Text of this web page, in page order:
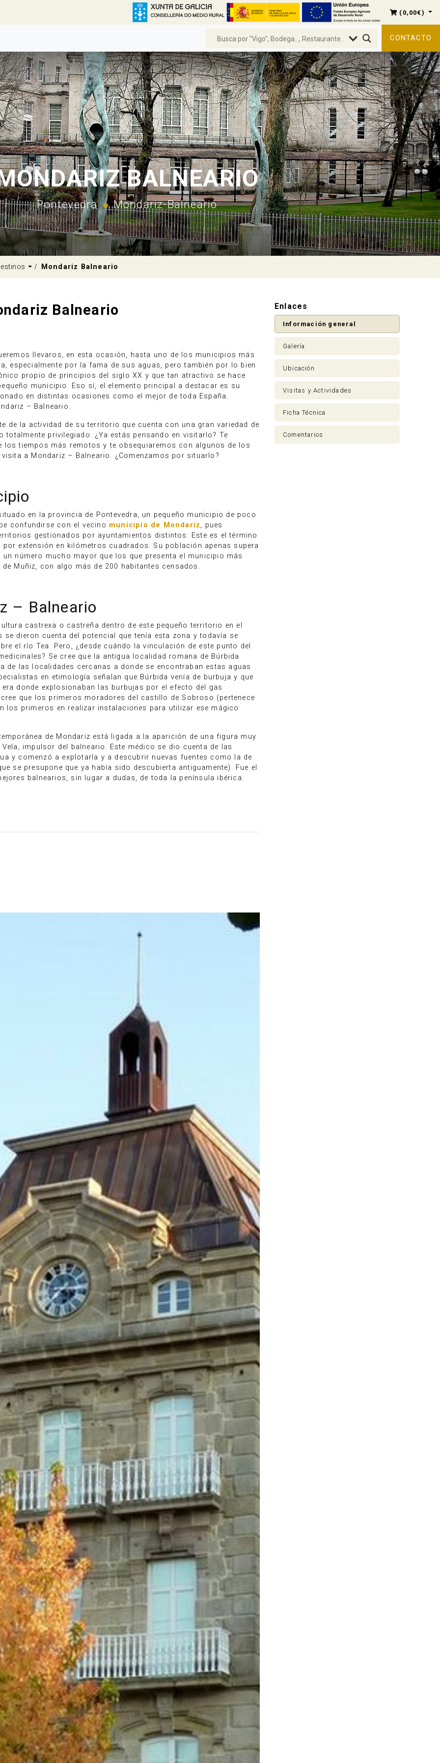
( 0,00€ )
CONTACTO
BALNEARIO
Pontevedra Mondariz-Balneario
Dropdown
Mondariz Balneario
Balneario
llevaros, en esta ocasión, hasta uno de los municipios más
especialmente por la fama de sus aguas, pero también por lo bien
propio de principios del siglo XX y que tan atractivo se hace
municipio. Eso sí, el elemento principal a destacar es su
en distintas ocasiones como el mejor de toda España.
– Balneario.
de la actividad de su territorio que cuenta con una gran variedad de
privilegiado. ¿Ya estás pensando en visitarlo? Te
tiempos más remotos y te obsequiaremos con algunos de los
a Mondariz – Balneario. ¿Comenzamos por situarlo?
en la provincia de Pontevedra, un pequeño municipio de poco
confundirse con el vecino municipio de Mondariz, pues
gestionados por ayuntamientos distintos. Este es el término
extensión en kilómetros cuadrados. Su población apenas supera
número mucho mayor que los que presenta el municipio más
Muñiz, con algo más de 200 habitantes censados.
– Balneario
castrexa o castreña dentro de este pequeño territorio en el
se dieron cuenta del potencial que tenía esta zona y todavía se
el río Tea. Pero, ¿desde cuándo la vinculación de este punto del
Se cree que la antigua localidad romana de Búrbida
de las localidades cercanas a donde se encontraban estas aguas
en etimología señalan que Búrbida venía de burbuja y que
donde explosionaban las burbujas por el efecto del gas
que los primeros moradores del castillo de Sobroso (pertenece
los primeros en realizar instalaciones para utilizar ese mágico
de Mondariz está ligada a la aparición de una figura muy
impulsor del balneario. Este médico se dio cuenta de las
y comenzó a explotarla y a descubrir nuevas fuentes como la de
se presupone que ya había sido descubierta antiguamente). Fue el
balnearios, sin lugar a dudas, de toda la península ibérica.
Enlaces
Información general
Galería
Ubicación
Visitas y Actividades
Ficha Técnica
Comentarios